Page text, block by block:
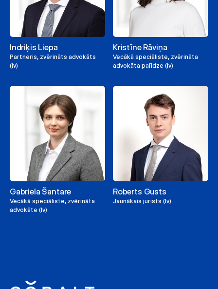
Indriķis Liepa
Partneris, zvērināts advokāts
(lv)
Kristīne Rāviņa
Vecākā speciāliste, zvērināta
advokāta palīdze (lv)
Gabriela Šantare
Vecākā speciāliste, zvērināta
advokāte (lv)
Roberts Gusts
Jaunākais jurists (lv)